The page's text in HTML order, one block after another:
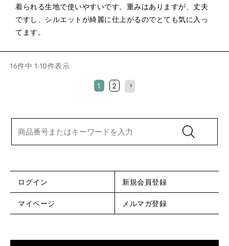
着られる生地で使いやすいです。重みはありますが、丈夫
ですし、シルエットが綺麗に仕上がるのでとても気に入っ
てます。
16件中 1-10件表示
1
2
ログイン 新規会員登録
マイページ メルマガ登録